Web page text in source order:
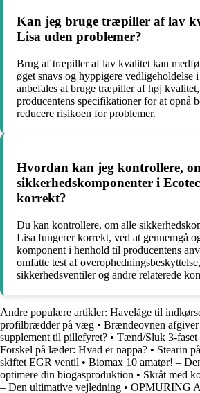
Kan jeg bruge træpiller af lav
Lisa uden problemer?
Brug af træpiller af lav kvalitet kan
øget snavs og hyppigere vedligeholdelse
anbefales at bruge træpiller af høj
producentens specifikationer for at opnå
reducere risikoen for problemer.
Hvordan kan jeg kontrollere,
sikkerhedskomponenter i
korrekt?
Du kan kontrollere, om alle
Lisa fungerer korrekt, ved at gennemgå
komponent i henhold til producentens
omfatte test af
sikkerhedsventiler og andre relaterede
Andre populære artikler: Havelåge til
profilbrædder på væg • Brændeovnen
supplement til pillefyret? • Tænd/Sluk 3-
Forskel på læder: Hvad er nappa? • Stearin
skiftet EGR ventil • Biomax 10 amatør! –
optimere din biogasproduktion • Skråt med
– Den ultimative vejledning • OPMURING